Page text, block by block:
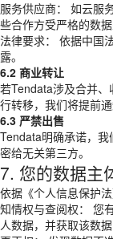
服务供应商： 如云服
些合作方受严格的数据
法律要求： 依据中国
露。
6.2 商业转让
若Tendata涉及合并
行转移，我们将提前
6.3 严禁出售
Tendata明确承诺，
密给无关第三方。
7. 您的数据主
依据《个人信息保护
知情权与查阅权： 您
人数据，并获取该数据